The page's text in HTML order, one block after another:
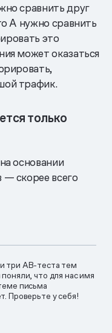
сравнить друг
A нужно сравнить
это
может оказаться
трафик.
только
основании
— скорее всего
три АВ-теста тем
что для нас имя
письма
Проверьте у себя!